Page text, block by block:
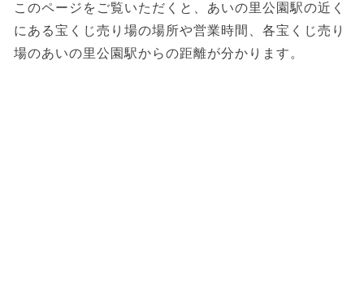
このページをご覧いただくと、あいの里公園駅の近く
にある宝くじ売り場の場所や営業時間、各宝くじ売り
場のあいの里公園駅からの距離が分かります。